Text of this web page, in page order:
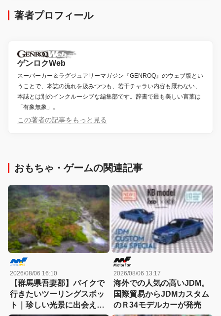
著者プロフィール
ゲンロクWeb
スーパーカー＆ラグジュアリーマガジン『GENROQ』のウェブ版とい
うことで、本誌の流れを汲みつつも、若干チャラい内容も厭わない、
本誌とは別のインクルーシブな編集部です。辞書で最も美しい言葉は
「有象無象」。
この著者の記事をもっと見る
おもちゃ・ゲームの関連記事
2026/08/06 16:10
【群馬県吾妻郡】バイクで
行きたいツーリングスポッ
ト｜珍しい光景に出会える
2026/08/06 13:17
海外での人気の高いJDM。
国際貿易からJDMカスタム
のＲ34モデルカーが発売